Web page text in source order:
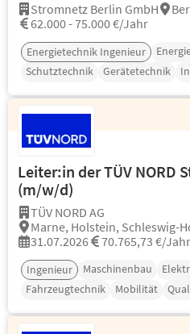
Stromnetz Berlin GmbH
62.000 - 75.000 €/Jahr
Energietechnik Ingenieur
Schutztechnik
Gerätetechnik
Leiter:in der TÜV NORD
(m/w/d)
TÜV NORD AG
Marne, Holstein, Schleswig-
31.07.2026
70.765,73 €/
Ingenieur Maschinenbau
Fahrzeugtechnik
Mobilität